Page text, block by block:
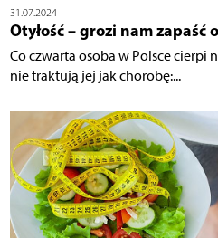
31.07.2024
Otyłość – grozi nam
Co czwarta osoba w Polsce cierpi
nie traktują jej jak chorobę:...